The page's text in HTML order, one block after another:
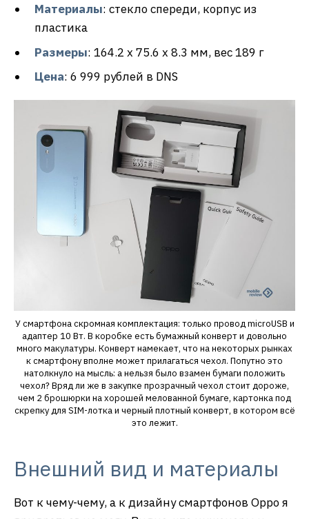
Материалы: стекло спереди, корпус из
пластика
Размеры: 164.2 x 75.6 x 8.3 мм, вес 189 г
Цена: 6 999 рублей в DNS
У смартфона скромная комплектация: только провод microUSB и
адаптер 10 Вт. В коробке есть бумажный конверт и довольно
много макулатуры. Конверт намекает, что на некоторых рынках
к смартфону вполне может прилагаться чехол. Попутно это
натолкнуло на мысль: а нельзя было взамен бумаги положить
чехол? Вряд ли же в закупке прозрачный чехол стоит дороже,
чем 2 брошюрки на хорошей мелованной бумаге, картонка под
скрепку для SIM-лотка и черный плотный конверт, в котором всё
это лежит.
Внешний вид и материалы
Вот к чему-чему, а к дизайну смартфонов Oppo я